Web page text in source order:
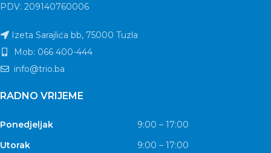
PDV: 209140760006
Izeta Sarajlića bb, 75000 Tuzla
Mob: 066 400-444
info@trio.ba
RADNO VRIJEME
Ponedjeljak
9:00 – 17:00
Utorak
9:00 – 17:00